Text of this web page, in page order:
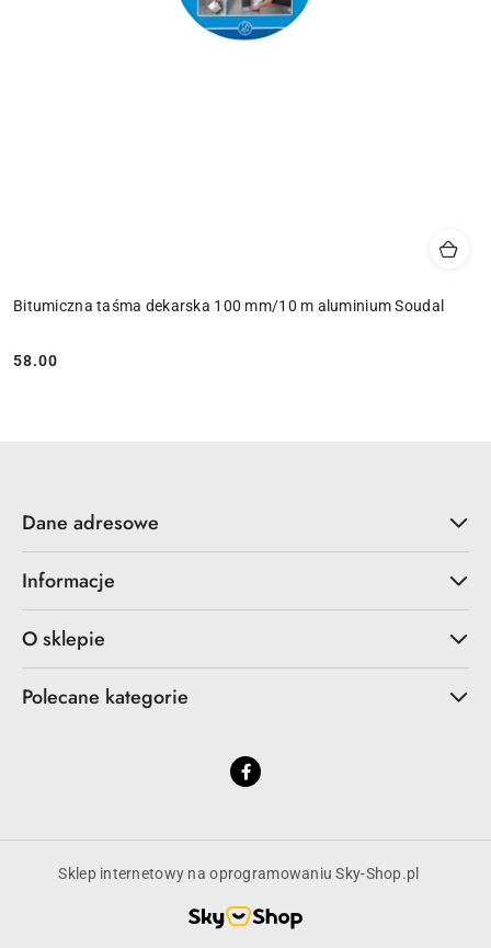
Bitumiczna taśma dekarska 100 mm/10 m aluminium Soudal
Cena:
58.00
Dane adresowe
Informacje
O sklepie
Polecane kategorie
Sklep internetowy na oprogramowaniu Sky-Shop.pl